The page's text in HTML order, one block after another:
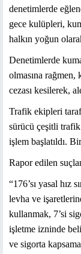
denetimlerde
gece kulüpleri,
halkın yoğun
Denetimlerde
olmasına
cezası kesilerek,
Trafik ekipleri
sürücü çeşitli
işlem başlatıldı.
Rapor edilen
“176’sı yasal hız
levha ve
kullanmak, 7’si
işletme izninde
ve sigorta